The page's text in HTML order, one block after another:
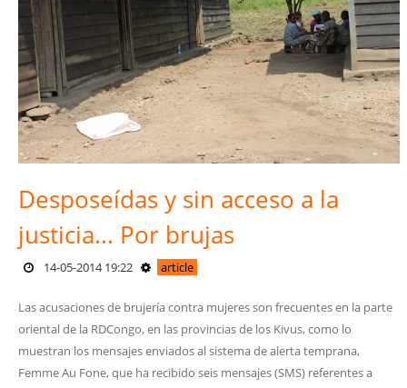
Desposeídas y sin acceso a la
justicia... Por brujas
14-05-2014 19:22 article
Las acusaciones de brujería contra mujeres son frecuentes en la parte
oriental de la RDCongo, en las provincias de los Kivus, como lo
muestran los mensajes enviados al sistema de alerta temprana,
Femme Au Fone, que ha recibido seis mensajes (SMS) referentes a